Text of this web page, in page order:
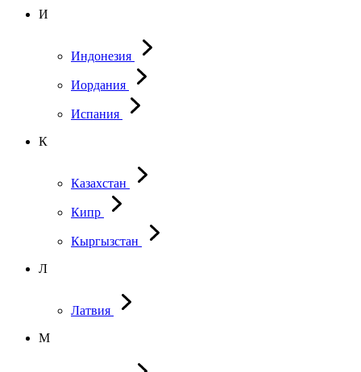
И
Индонезия
Иордания
Испания
К
Казахстан
Кипр
Кыргызстан
Л
Латвия
М